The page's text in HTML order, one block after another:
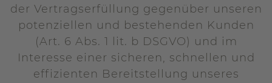
der Vertragserfüllung gegenüber unseren
potenziellen und bestehenden Kunden
(Art. 6 Abs. 1 lit. b DSGVO) und im
Interesse einer sicheren, schnellen und
effizienten Bereitstellung unseres